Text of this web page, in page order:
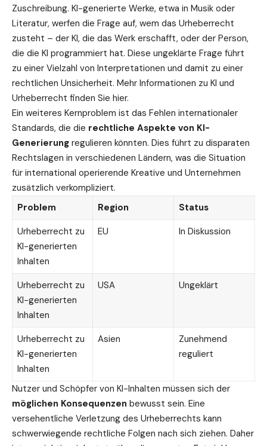
Zuschreibung. KI-generierte Werke, etwa in Musik oder
Literatur, werfen die Frage auf, wem das Urheberrecht
zusteht – der KI, die das Werk erschafft, oder der Person,
die die KI programmiert hat. Diese ungeklärte Frage führt
zu einer Vielzahl von Interpretationen und damit zu einer
rechtlichen Unsicherheit. Mehr Informationen zu KI und
Urheberrecht finden Sie hier.
Ein weiteres Kernproblem ist das Fehlen internationaler
Standards, die die rechtliche Aspekte von KI-
Generierung regulieren könnten. Dies führt zu disparaten
Rechtslagen in verschiedenen Ländern, was die Situation
für international operierende Kreative und Unternehmen
zusätzlich verkompliziert.
Problem
Region
Status
Urheberrecht zu
KI-generierten
Inhalten
EU In Diskussion
Urheberrecht zu
KI-generierten
Inhalten
USA Ungeklärt
Urheberrecht zu
KI-generierten
Inhalten
Asien
Zunehmend
reguliert
Nutzer und Schöpfer von KI-Inhalten müssen sich der
möglichen Konsequenzen bewusst sein. Eine
versehentliche Verletzung des Urheberrechts kann
schwerwiegende rechtliche Folgen nach sich ziehen. Daher